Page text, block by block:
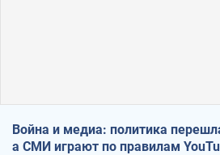
Война и медиа: политика
а СМИ играют по правилам